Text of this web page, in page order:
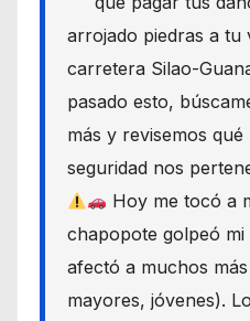
arrojado piedras a tu
carretera Silao-
pasado esto,
más y revisemos qué
seguridad nos
Hoy me tocó a
chapopote golpeó
afectó a muchos
mayores, jóvenes).